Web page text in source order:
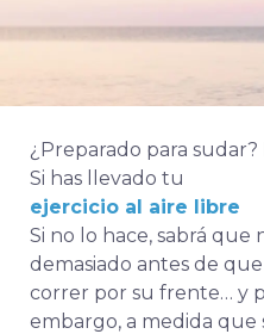
¿Preparado para sudar?
Si has llevado tu
ejercicio al aire libre
Si no lo hace, sabrá
demasiado antes de
correr por su frente… y
embargo, a medida